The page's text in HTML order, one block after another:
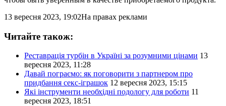
13 вересня 2023, 19:02На правах реклами
Читайте також:
Реставрація турбін в Україні за розумними цінами 13
вересня 2023, 11:28
Давай пограємо: як поговорити з партнером про
придбання секс-іграшок 12 вересня 2023, 15:15
Які інструменти необхідні подологу для роботи 11
вересня 2023, 18:51